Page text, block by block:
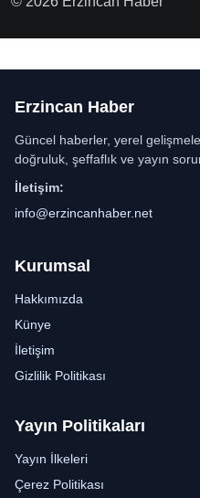
Erzincan Haber
Güncel haberler, yerel
doğruluk, şeffaflık ve yayın
İletişim:
info@erzincanhaber.net
Kurumsal
Hakkımızda
Künye
İletişim
Gizlilik Politikası
Yayın Politikaları
Yayın İlkeleri
Çerez Politikası